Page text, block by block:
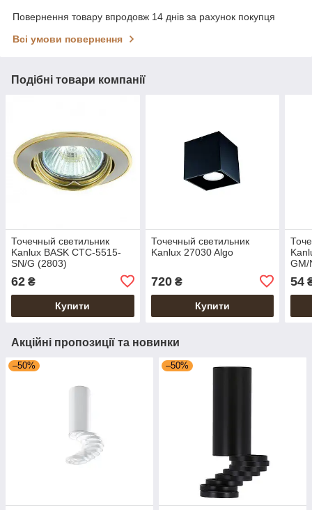
Повернення товару впродовж 14 днів за рахунок покупця
Всі умови повернення
Подібні товари компанії
Точечный светильник
Kanlux BASK CTC-5515-
SN/G (2803)
62 ₴
Купити
Точечный светильник
Kanlux 27030 Algo
720₴
Купити
GM/
54
Акційні пропозиції та новинки
–50% –50%